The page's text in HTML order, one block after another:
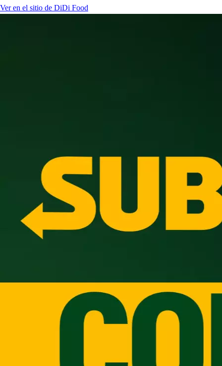
Ver en el sitio de DiDi Food